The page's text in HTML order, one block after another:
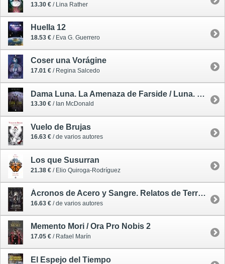
13.30 € / Lina Rather
Huella 12
18.53 € / Eva G. Guerrero
Coser una Vorágine
17.01 € / Regina Salcedo
Dama Luna. La Amenaza de Farside / Luna. Precuela
13.30 € / Ian McDonald
Vuelo de Brujas
16.63 € / de varios autores
Los que Susurran
21.38 € / Elio Quiroga-Rodríguez
Ácronos de Acero y Sangre. Relatos de Terror Steampunk
16.63 € / de varios autores
Memento Mori / Ora Pro Nobis 2
17.05 € / Rafael Marín
El Espejo del Tiempo